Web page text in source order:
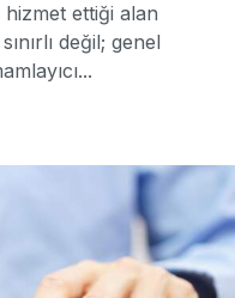
hizmet ettiği alan
değil; genel